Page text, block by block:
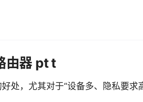
由器 pt t
处，尤其对于“设备多、隐私要求